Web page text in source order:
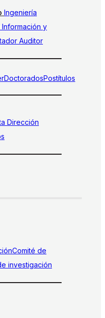
Ingeniería
y
Auditor
DoctoradosPostítulos
Dirección
Comité de
investigación